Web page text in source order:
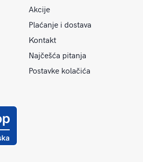
Akcije
Plaćanje i dostava
Kontakt
Najčešća pitanja
Postavke kolačića